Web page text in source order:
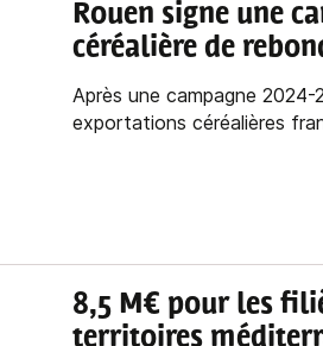
Rouen signe une
céréalière de
Après une campagne
exportations céréalières
8,5 M€ pour les
territoires